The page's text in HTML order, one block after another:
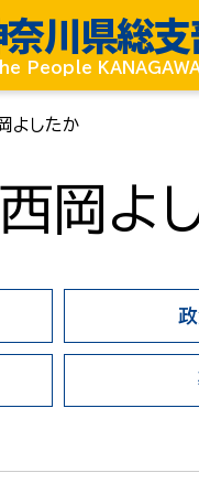
川県総
People
よしたか
岡よ